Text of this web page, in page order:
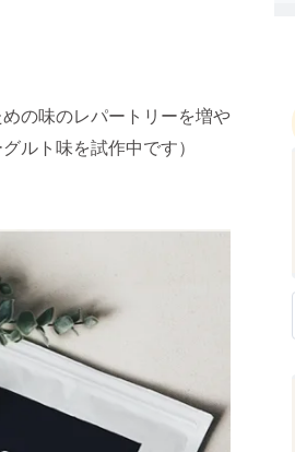
の味のレパートリーを増や
ルト味を試作中です）